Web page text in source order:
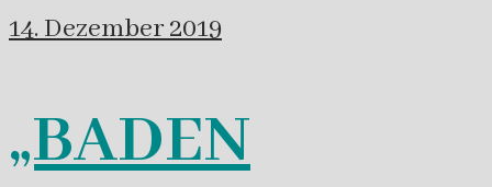
14. Dezember 2019
„BADEN